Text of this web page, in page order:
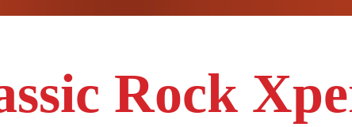
Rock